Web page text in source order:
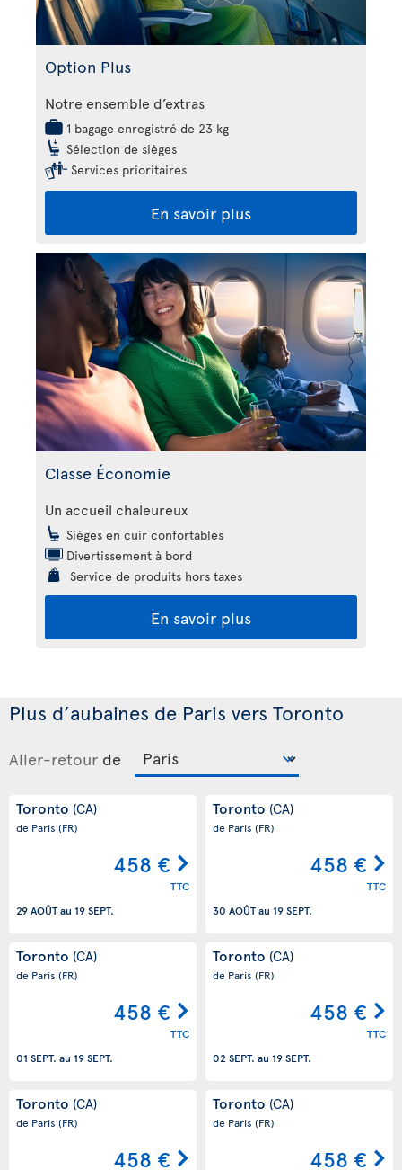
Option Plus
Notre ensemble d’extras
1 bagage enregistré de 23 kg
Sélection de sièges
Services prioritaires
En savoir plus
Classe Économie
Un accueil chaleureux
Sièges en cuir confortables
Divertissement à bord
Service de produits hors taxes
En savoir plus
Plus d’aubaines de Paris vers Toronto
Aller-retour de
Toronto (CA)
de Paris (FR)
458 €
TTC
29 AOÛTau 19 SEPT.
Toronto (CA)
de Paris (FR)
458 €
TTC
30 AOÛTau 19 SEPT.
Toronto (CA)
de Paris (FR)
458 €
TTC
01 SEPT. au 19 SEPT.
Toronto (CA)
de Paris (FR)
458 €
TTC
02 SEPT. au 19 SEPT.
Toronto (CA)
de Paris (FR)
458 €
Toronto (CA)
de Paris (FR)
458 €